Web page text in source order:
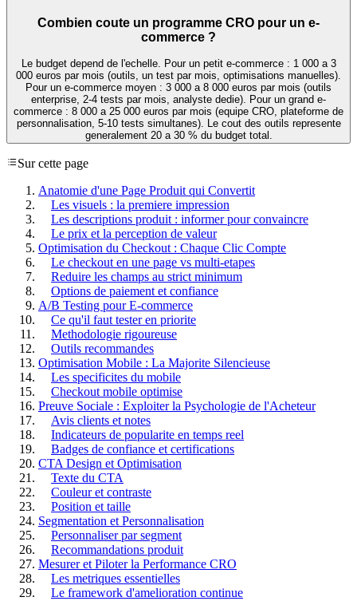
Combien coute un programme CRO pour un e-
commerce ?
Le budget depend de l'echelle. Pour un petit e-commerce : 1 000 a 3
000 euros par mois (outils, un test par mois, optimisations manuelles).
Pour un e-commerce moyen : 3 000 a 8 000 euros par mois (outils
enterprise, 2-4 tests par mois, analyste dedie). Pour un grand e-
commerce : 8 000 a 25 000 euros par mois (equipe CRO, plateforme de
personnalisation, 5-10 tests simultanes). Le cout des outils represente
generalement 20 a 30 % du budget total.
Sur cette page
Anatomie d'une Page Produit qui Convertit
Les visuels : la premiere impression
Les descriptions produit : informer pour convaincre
Le prix et la perception de valeur
Optimisation du Checkout : Chaque Clic Compte
Le checkout en une page vs multi-etapes
Reduire les champs au strict minimum
Options de paiement et confiance
A/B Testing pour E-commerce
Ce qu'il faut tester en priorite
Methodologie rigoureuse
Outils recommandes
Optimisation Mobile : La Majorite Silencieuse
Les specificites du mobile
Checkout mobile optimise
Preuve Sociale : Exploiter la Psychologie de l'Acheteur
Avis clients et notes
Indicateurs de popularite en temps reel
Badges de confiance et certifications
CTA Design et Optimisation
Texte du CTA
Couleur et contraste
Position et taille
Segmentation et Personnalisation
Personnaliser par segment
Recommandations produit
Mesurer et Piloter la Performance CRO
Les metriques essentielles
Le framework d'amelioration continue